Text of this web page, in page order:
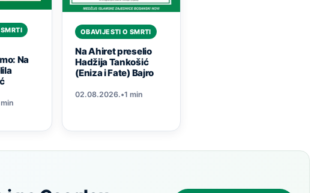
Na
min
OBAVIJESTI O SMRTI
Na Ahiret preselio
Hadžija Tankošić
(Eniza i Fate) Bajro
02.08.2026.•1 min